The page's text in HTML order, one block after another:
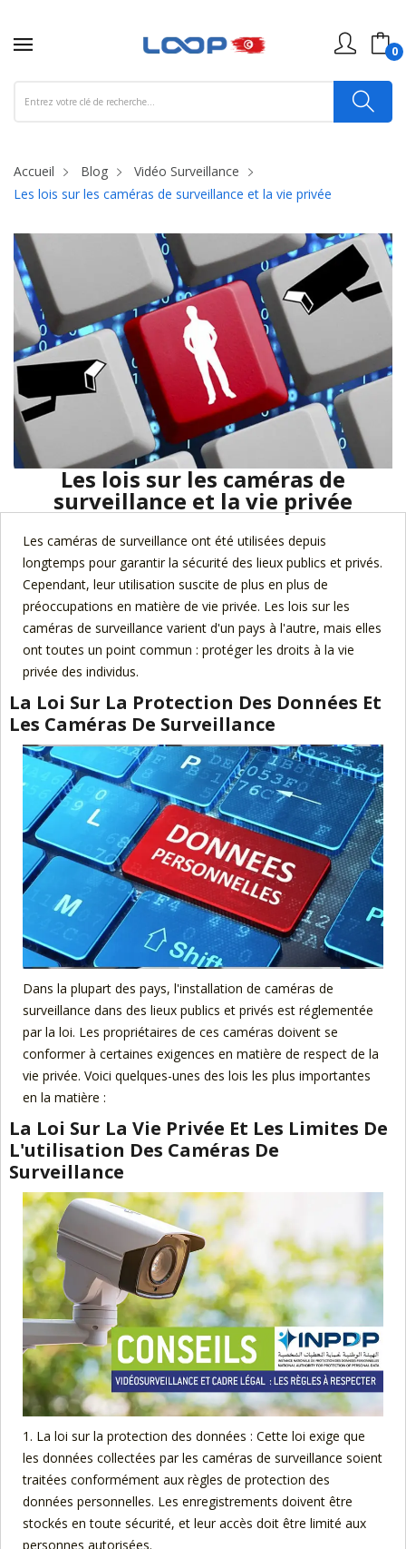
0
Accueil Blog
Vidéo Surveillance
Les lois sur les caméras de surveillance et la vie privée
Les lois sur les caméras de
surveillance et la vie privée
Les caméras de surveillance ont été utilisées depuis
longtemps pour garantir la sécurité des lieux publics et privés.
Cependant, leur utilisation suscite de plus en plus de
préoccupations en matière de vie privée. Les lois sur les
caméras de surveillance varient d'un pays à l'autre, mais elles
ont toutes un point commun : protéger les droits à la vie
privée des individus.
La Loi Sur La Protection Des Données Et
Les Caméras De Surveillance
Dans la plupart des pays, l'installation de caméras de
surveillance dans des lieux publics et privés est réglementée
par la loi. Les propriétaires de ces caméras doivent se
conformer à certaines exigences en matière de respect de la
vie privée. Voici quelques-unes des lois les plus importantes
en la matière :
La Loi Sur La Vie Privée Et Les Limites De
L'utilisation Des Caméras De
Surveillance
1. La loi sur la protection des données : Cette loi exige que
les données collectées par les caméras de surveillance soient
traitées conformément aux règles de protection des
données personnelles. Les enregistrements doivent être
stockés en toute sécurité, et leur accès doit être limité aux
personnes autorisées.